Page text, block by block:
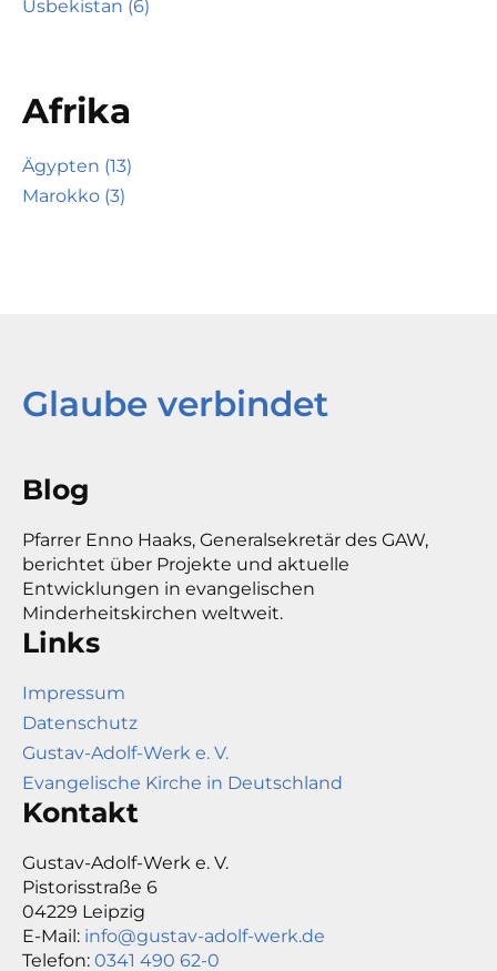
Usbekistan (6)
Afrika
Ägypten (13)
Marokko (3)
Glaube verbindet
Blog
Pfarrer Enno Haaks, Generalsekretär des GAW,
berichtet über Projekte und aktuelle
Entwicklungen in evangelischen
Minderheitskirchen weltweit.
Links
Impressum
Datenschutz
Gustav-Adolf-Werk e. V.
Evangelische Kirche in Deutschland
Kontakt
Gustav-Adolf-Werk e. V.
Pistorisstraße 6
04229 Leipzig
E-Mail: info@gustav-adolf-werk.de
Telefon: 0341 490 62-0